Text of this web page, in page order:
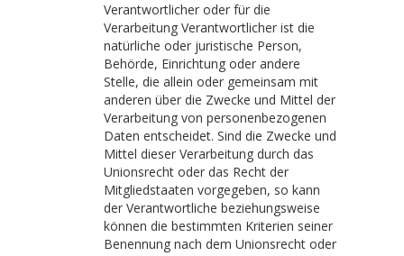
Verantwortlicher oder für die
Verarbeitung Verantwortlicher ist die
natürliche oder juristische Person,
Behörde, Einrichtung oder andere
Stelle, die allein oder gemeinsam mit
anderen über die Zwecke und Mittel der
Verarbeitung von personenbezogenen
Daten entscheidet. Sind die Zwecke und
Mittel dieser Verarbeitung durch das
Unionsrecht oder das Recht der
Mitgliedstaaten vorgegeben, so kann
der Verantwortliche beziehungsweise
können die bestimmten Kriterien seiner
Benennung nach dem Unionsrecht oder